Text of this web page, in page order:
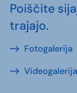
Poiščite
trajajo.
Fotogalerija
Videogalerija